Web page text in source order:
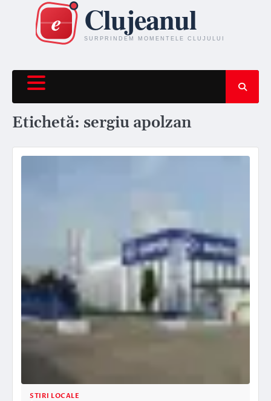
content
Etichetă: sergiu apolzan
STIRI LOCALE